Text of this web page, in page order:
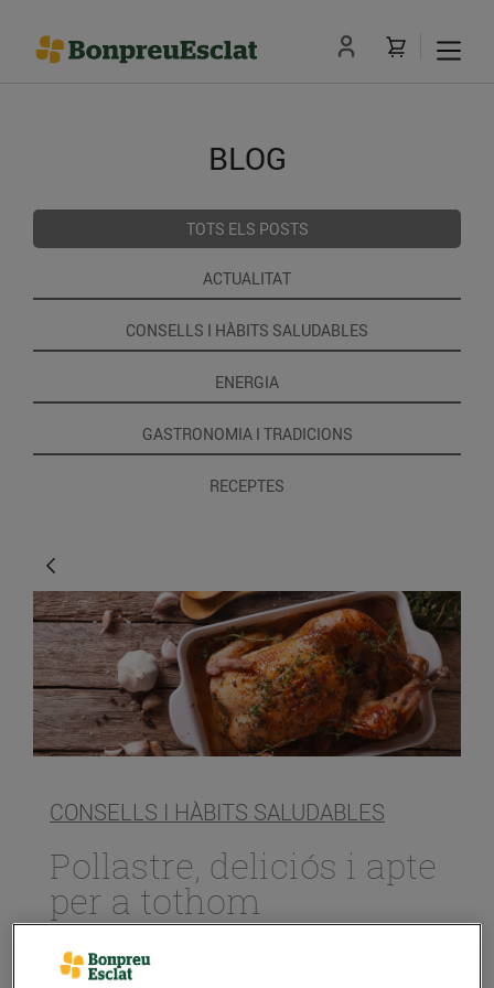
BLOG
TOTS ELS POSTS
ACTUALITAT
CONSELLS I HÀBITS SALUDABLES
ENERGIA
GASTRONOMIA I TRADICIONS
RECEPTES
CONSELLS I HÀBITS SALUDABLES
Pollastre, deliciós i apte
per a tothom